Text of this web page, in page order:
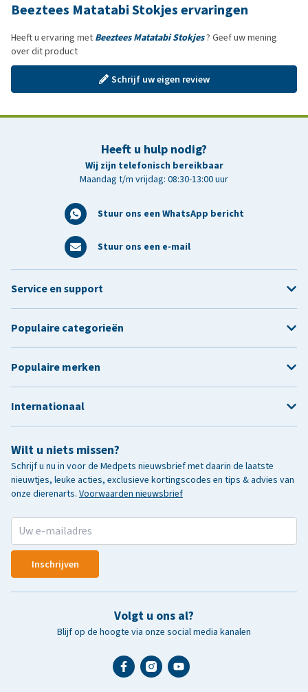
Beeztees Matatabi Stokjes ervaringen
Heeft u ervaring met Beeztees Matatabi Stokjes? Geef uw mening
over dit product
Schrijf uw eigen review
Heeft u hulp nodig?
Wij zijn telefonisch bereikbaar
Maandag t/m vrijdag: 08:30-13:00 uur
Stuur ons een WhatsApp bericht
Stuur ons een e-mail
Wilt u niets missen?
Schrijf u nu in voor de Medpets nieuwsbrief met daarin de laatste
nieuwtjes, leuke acties, exclusieve kortingscodes en tips & advies van
onze dierenarts. Voorwaarden nieuwsbrief
Inschrijven
Volgt u ons al?
Blijf op de hoogte via onze social media kanalen
Service en support
Populaire categorieën
Populaire merken
Internationaal